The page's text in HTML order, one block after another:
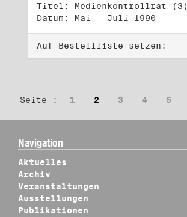
Titel: Medienkontrollrat (3)
Datum: Mai - Juli 1990
Auf Bestellliste setzen:
Seite : 1 2 3 4 5
Navigation
Aktuelles
Archiv
Veranstaltungen
Ausstellungen
Publikationen